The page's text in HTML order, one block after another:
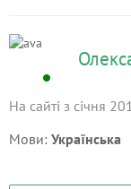
На сайті з січня
Мови: Українська